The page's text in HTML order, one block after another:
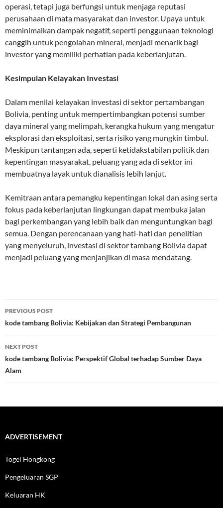
operasi, tetapi juga berfungsi untuk menjaga reputasi
perusahaan di mata masyarakat dan investor. Upaya untuk
meminimalkan dampak negatif, seperti penggunaan teknologi
canggih untuk pengolahan mineral, menjadi menarik bagi
investor yang memiliki perhatian pada keberlanjutan.
Kesimpulan Kelayakan Investasi
Dalam menilai kelayakan investasi di sektor pertambangan
Bolivia, penting untuk mempertimbangkan potensi sumber
daya mineral yang melimpah, kerangka hukum yang mengatur
eksplorasi dan eksploitasi, serta risiko yang mungkin timbul.
Meskipun tantangan ada, seperti ketidakstabilan politik dan
kepentingan masyarakat, peluang yang ada di sektor ini
membuatnya layak untuk dianalisis lebih lanjut.
Kemitraan antara pemangku kepentingan lokal dan asing serta
fokus pada keberlanjutan lingkungan dapat membuka jalan
bagi perkembangan yang lebih baik dan menguntungkan bagi
semua. Dengan perencanaan yang hati-hati dan penelitian
yang menyeluruh, investasi di sektor tambang Bolivia dapat
menjadi peluang yang menjanjikan di masa mendatang.
Post
navigation
PREVIOUS POST
kode tambang Bolivia: Kebijakan dan Strategi Pembangunan
NEXT POST
kode tambang Bolivia: Perspektif Global terhadap Sumber Daya
Alam
ADVERTISEMENT
Togel Hongkong
Pengeluaran SGP
Keluaran HK